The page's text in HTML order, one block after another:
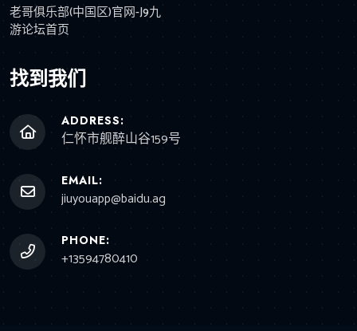
老哥俱乐部(中国区)官网-J9九
游论坛首页
找到我们
ADDRESS:
仁怀市舰醉山谷159号
EMAIL:
jiuyouapp@baidu.ag
PHONE:
+13594780410